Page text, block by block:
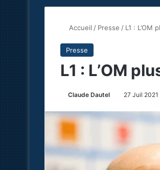
Accueil / Presse / L1 : L’OM
Presse
L1 : L’OM
Claude Dautel 27 Juil